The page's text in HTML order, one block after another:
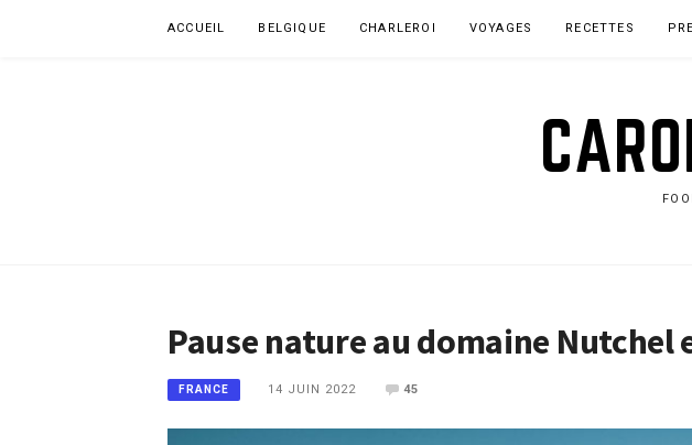
ACCUEIL BELGIQUE CHARLEROI VOYAGES RECETTES
Pause nature au domaine Nutchel
FRANCE 14 JUIN 2022 45